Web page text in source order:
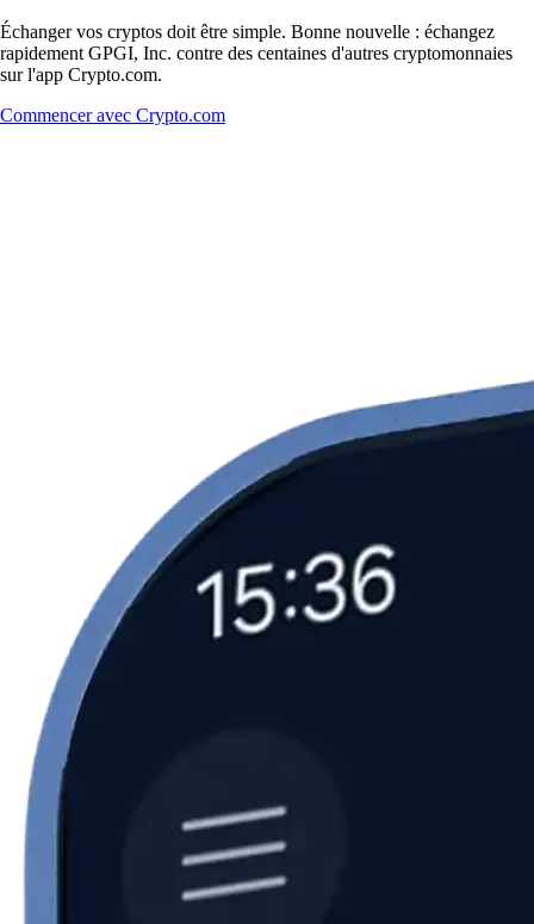
Échanger vos cryptos doit être simple. Bonne nouvelle : échangez
rapidement GPGI, Inc. contre des centaines d'autres cryptomonnaies
sur l'app Crypto.com.
Commencer avec Crypto.com